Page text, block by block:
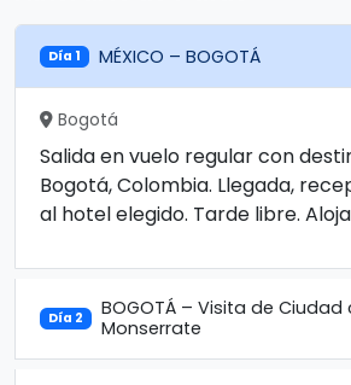
Día 1 MÉXICO – BOGOTÁ
Bogotá
Salida en vuelo regular con
Bogotá, Colombia. Llegada,
al hotel elegido. Tarde libre.
Día 2
BOGOTÁ – Visita de Ciudad
Monserrate